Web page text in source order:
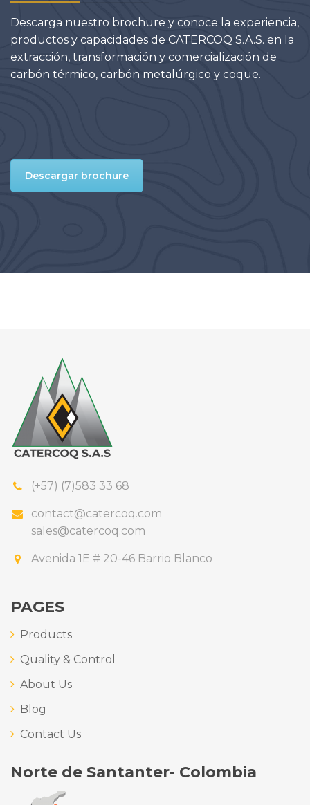
Descarga nuestro brochure y conoce la experiencia,
productos y capacidades de CATERCOQ S.A.S. en la
extracción, transformación y comercialización de
carbón térmico, carbón metalúrgico y coque.
Descargar brochure
(+57) (7)583 33 68
contact@catercoq.com
sales@catercoq.com
Avenida 1E # 20-46 Barrio Blanco
PAGES
Products
Quality & Control
About Us
Blog
Contact Us
Norte de Santanter- Colombia